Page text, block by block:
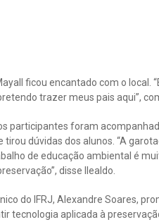
ficou encantado com o local.
trazer meus pais aqui”,
participantes foram
tirou dúvidas dos alunos. “A
de educação ambiental é
disse Ilealdo.
do IFRJ, Alexandre Soares,
tecnologia aplicada à